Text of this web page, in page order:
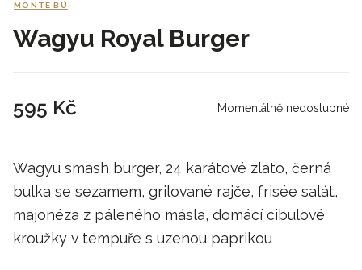
MONTE BÚ
Wagyu Royal Burger
595 Kč Momentálně nedostupné
Wagyu smash burger, 24 karátové zlato, černá
bulka se sezamem, grilované rajče, frisée salát,
majonéza z páleného másla, domácí cibulové
kroužky v tempuře s uzenou paprikou